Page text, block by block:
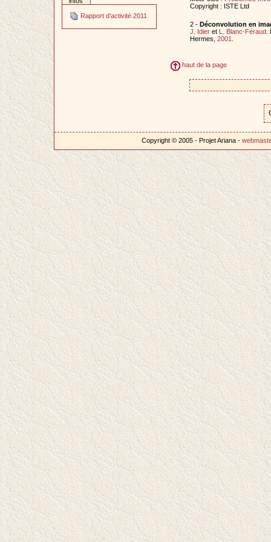
Rapport d'activité 2011
Copyright : ISTE Ltd
2 - Déconvolution en
J. Idieret L. Blanc-Féraud.
Hermes, 2001
haut de la page
Copyright © 2005 - Projet Ariana -